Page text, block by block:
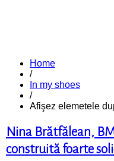
Home
/
In my shoes
/
Afişez elemetele
Nina Brătfălean,
construită foarte